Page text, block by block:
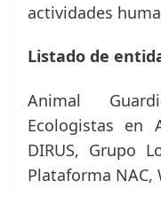
actividades
Listado de
Animal
Ecologistas en
DIRUS, Grupo
Plataforma NAC,